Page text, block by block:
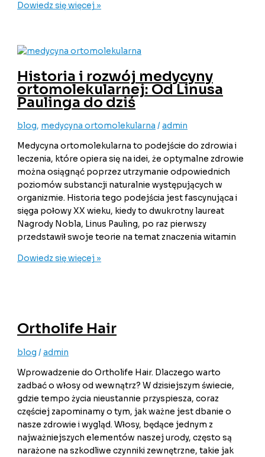
Dowiedz się więcej »
Historia i rozwój medycyny
ortomolekularnej: Od Linusa
Paulinga do dziś
blog, medycyna ortomolekularna /admin
Medycyna ortomolekularna to podejście do zdrowia i
leczenia, które opiera się na idei, że optymalne zdrowie
można osiągnąć poprzez utrzymanie odpowiednich
poziomów substancji naturalnie występujących w
organizmie. Historia tego podejścia jest fascynująca i
sięga połowy XX wieku, kiedy to dwukrotny laureat
Nagrody Nobla, Linus Pauling, po raz pierwszy
przedstawił swoje teorie na temat znaczenia witamin
Dowiedz się więcej »
Ortholife Hair
blog /admin
Wprowadzenie do Ortholife Hair. Dlaczego warto
zadbać o włosy od wewnątrz? W dzisiejszym świecie,
gdzie tempo życia nieustannie przyspiesza, coraz
częściej zapominamy o tym, jak ważne jest dbanie o
nasze zdrowie i wygląd. Włosy, będące jednym z
najważniejszych elementów naszej urody, często są
narażone na szkodliwe czynniki zewnętrzne, takie jak